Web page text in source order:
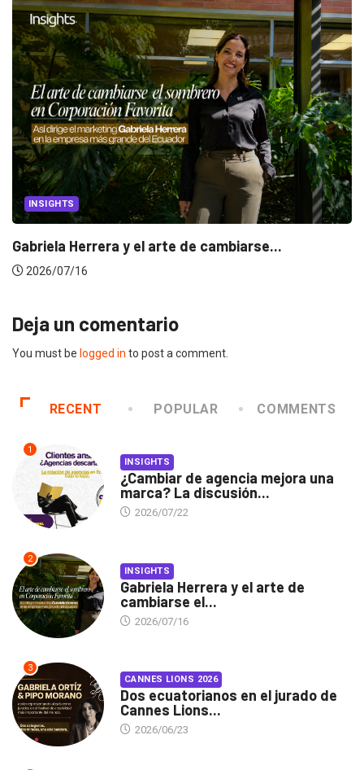
INSIGHTS
Gabriela Herrera y el arte de cambiarse...
2026/07/16
Deja un comentario
You must be logged in to post a comment.
RECENT POPULAR COMMENTS
1
INSIGHTS
¿Cambiar de agencia mejora una
marca? La discusión...
2026/07/22
2
INSIGHTS
Gabriela Herrera y el arte de
cambiarse el...
2026/07/16
3
CANNES LIONS 2026
Dos ecuatorianos en el jurado de
Cannes Lions...
2026/06/23